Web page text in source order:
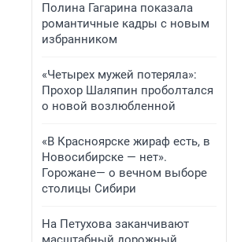
Полина Гагарина показала
романтичные кадры с новым
избранником
«Четырех мужей потеряла»:
Прохор Шаляпин проболтался
о новой возлюбленной
«В Красноярске жираф есть, в
Новосибирске — нет».
Горожане— о вечном выборе
столицы Сибири
На Петухова заканчивают